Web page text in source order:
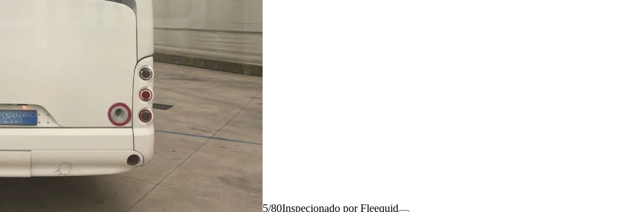
5/80Inspecionado por Fleequid